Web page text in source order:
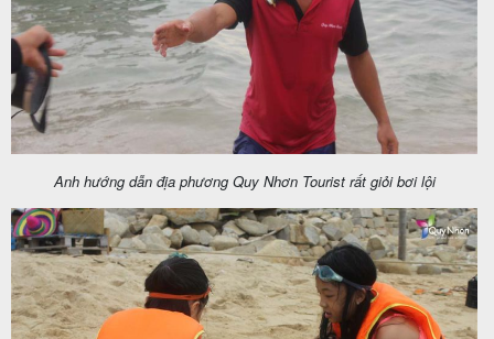
Anh hướng dẫn địa phương Quy Nhơn Tourist rất giỏi bơi lội